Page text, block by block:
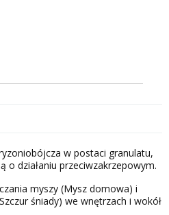
w postaci granulatu,
o działaniu przeciwzakrzepowym.
myszy (Mysz domowa) i
śniady) we wnętrzach i wokół